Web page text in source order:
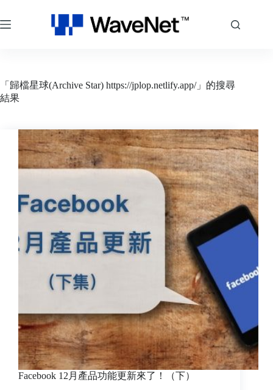
「歸檔星球(Archive Star) https://jplop.netlify.app/」的搜尋
結果
Facebook 12月產品功能更新來了！（下）